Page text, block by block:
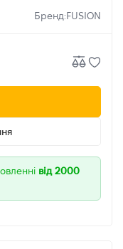
Бренд:FUSION
від 2000